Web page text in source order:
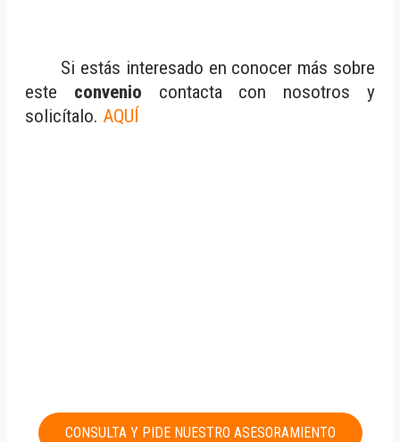
Si estás interesado en conocer más sobre
este convenio contacta con nosotros y
solicítalo. AQUÍ
CONSULTA Y PIDE NUESTRO ASESORAMIENTO